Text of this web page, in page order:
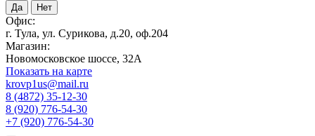
Да Нет
Офис:
г. Тула, ул. Сурикова, д.20, оф.204
Магазин:
Новомосковское шоссе, 32А
Показать на карте
krovp1us@mail.ru
8 (4872) 35-12-30
8 (920) 776-54-30
+7 (920) 776-54-30